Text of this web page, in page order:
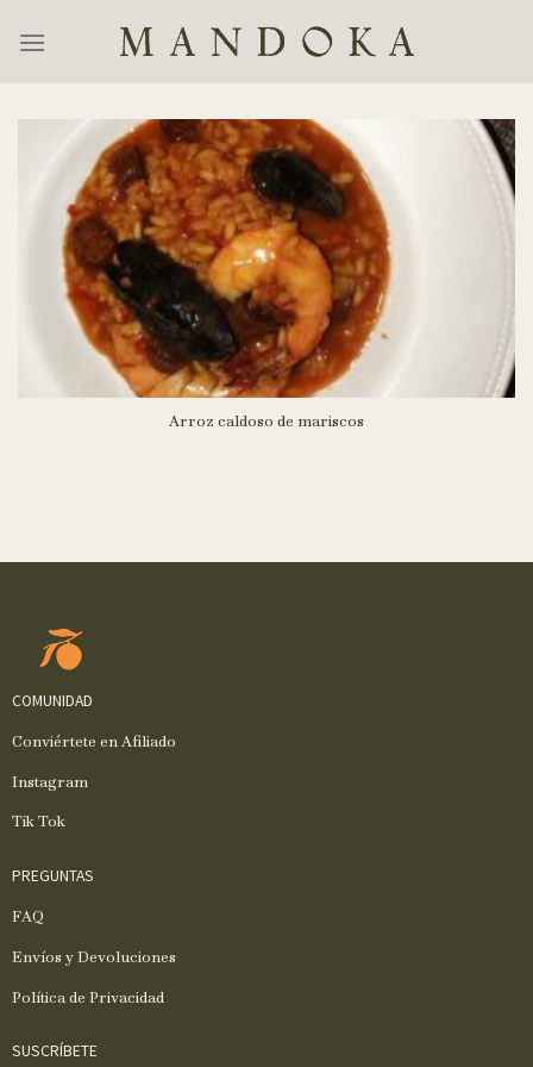
Arroz caldoso de mariscos
COMUNIDAD
Conviértete en Afiliado
Instagram
Tik Tok
PREGUNTAS
FAQ
Envíos y Devoluciones
Política de Privacidad
SUSCRÍBETE